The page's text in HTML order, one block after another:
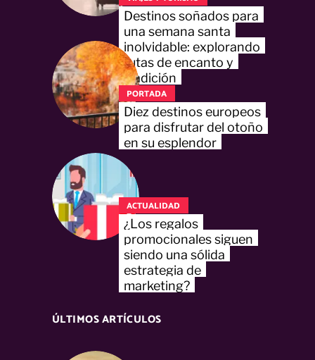
Destinos soñados para
una semana santa
inolvidable: explorando
rutas de encanto y
tradición
PORTADA
Diez destinos europeos
para disfrutar del otoño
en su esplendor
ACTUALIDAD
¿Los regalos
promocionales siguen
siendo una sólida
estrategia de
marketing?
ÚLTIMOS ARTÍCULOS